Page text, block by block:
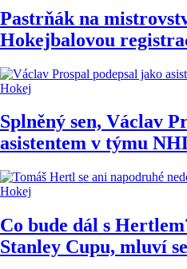
Pastrňák na
Hokejbalovou
Hokej
Splněný sen, Václav
asistentem v týmu
Hokej
Co bude dál s
Stanley Cupu, mluví